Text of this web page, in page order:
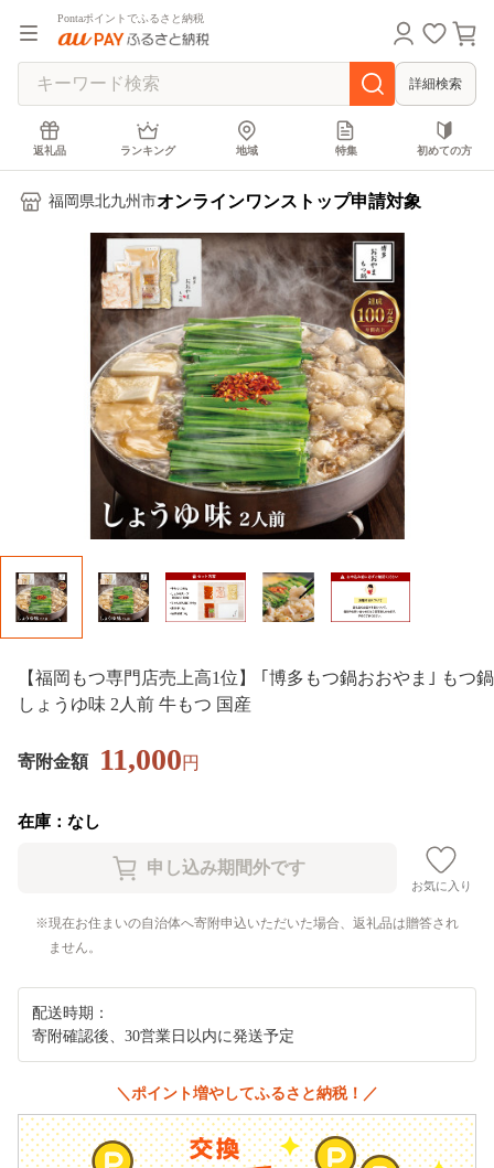
Pontaポイントでふるさと納税
詳細検索
返礼品 ランキング 地域 特集 初めての方
福岡県北九州市オンラインワンストップ申請対象
【福岡もつ専門店売上高1位】 ｢博多もつ鍋おおやま｣ もつ鍋
しょうゆ味 2人前 牛もつ 国産
寄附金額 11,000円
在庫：なし
お気に入り
現在お住まいの自治体へ寄附申込いただいた場合、返礼品は贈答され
ません。
配送時期：
寄附確認後、30営業日以内に発送予定
＼ポイント増やしてふるさと納税！／